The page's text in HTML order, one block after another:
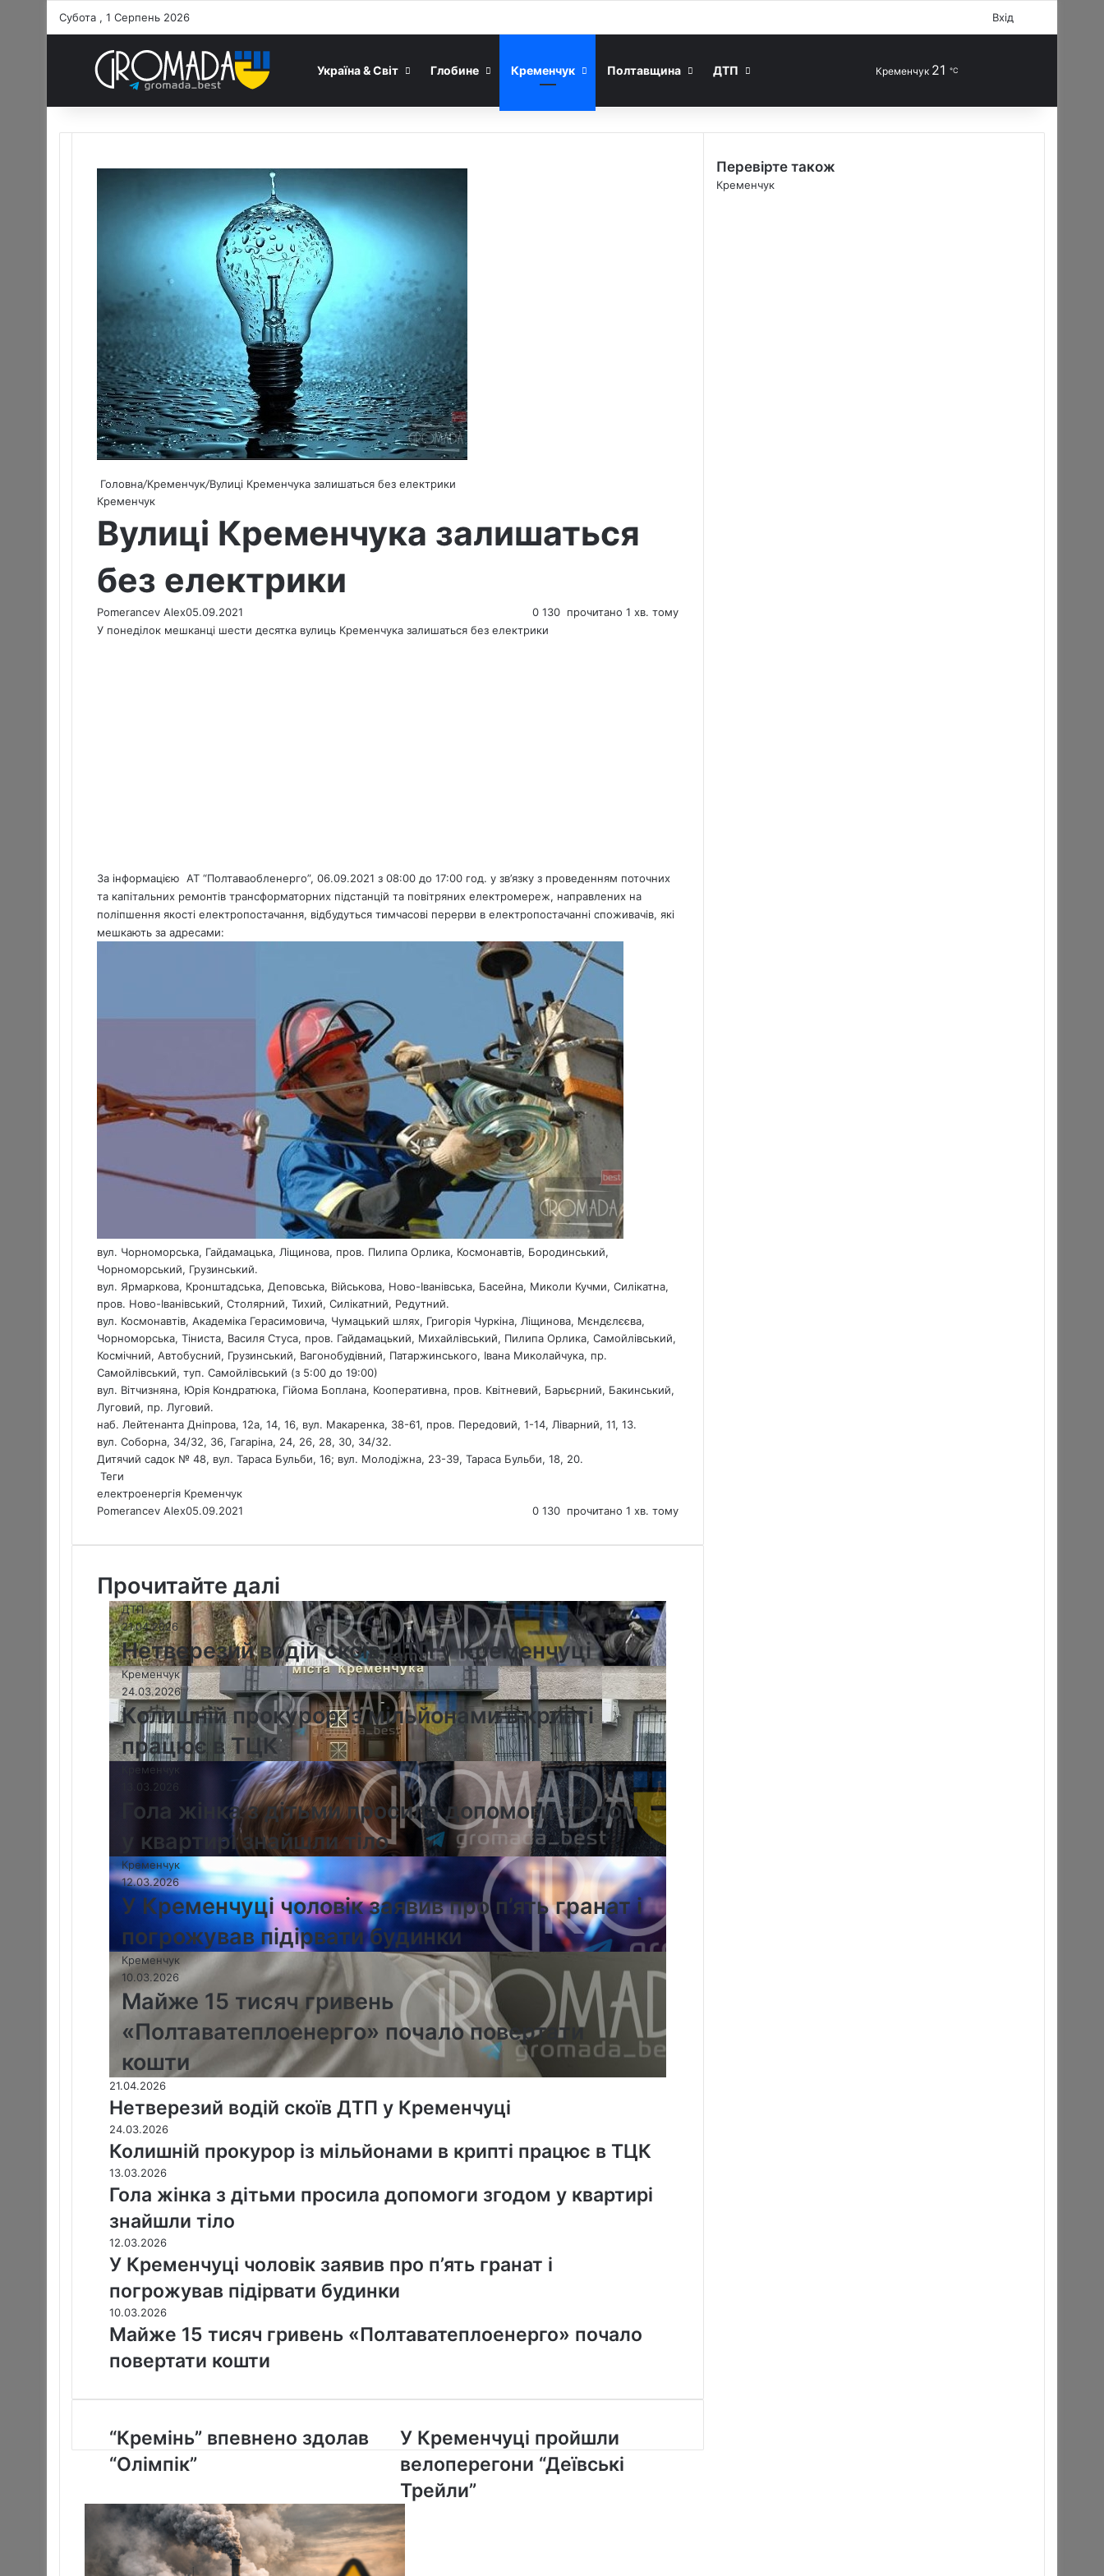
Субота , 1 Серпень 2026 Telegram
TikTok
Вхід
Україна & Світ Глобине Кременчук Полтавщина ДТП Кременчук 21 ℃
Головна/Кременчук/Вулиці Кременчука залишаться без електрики
Кременчук
Вулиці Кременчука залишаться
без електрики
Pomerancev Alex05.09.2021 0 130 прочитано 1 хв. тому
У понеділок мешканці шести десятка вулиць Кременчука залишаться без електрики
За інформацією АТ “Полтаваобленерго”, 06.09.2021 з 08:00 до 17:00 год. у зв’язку з проведенням поточних
та капітальних ремонтів трансформаторних підстанцій та повітряних електромереж, направлених на
поліпшення якості електропостачання, відбудуться тимчасові перерви в електропостачанні споживачів, які
мешкають за адресами:
вул. Чорноморська, Гайдамацька, Ліщинова, пров. Пилипа Орлика, Космонавтів, Бородинський,
Чорноморський, Грузинський.
вул. Ярмаркова, Кронштадська, Деповська, Військова, Ново-Іванівська, Басейна, Миколи Кучми, Силікатна,
пров. Ново-Іванівський, Столярний, Тихий, Силікатний, Редутний.
вул. Космонавтів, Академіка Герасимовича, Чумацький шлях, Григорія Чуркіна, Ліщинова, Мєндєлєєва,
Чорноморська, Тіниста, Василя Стуса, пров. Гайдамацький, Михайлівський, Пилипа Орлика, Самойлівський,
Космічний, Автобусний, Грузинський, Вагонобудівний, Патаржинського, Івана Миколайчука, пр.
Самойлівський, туп. Самойлівський (з 5:00 до 19:00)
вул. Вітчизняна, Юрія Кондратюка, Гійома Боплана, Кооперативна, пров. Квітневий, Барьєрний, Бакинський,
Луговий, пр. Луговий.
наб. Лейтенанта Дніпрова, 12а, 14, 16, вул. Макаренка, 38-61, пров. Передовий, 1-14, Ліварний, 11, 13.
вул. Соборна, 34/32, 36, Гагаріна, 24, 26, 28, 30, 34/32.
Дитячий садок № 48, вул. Тараса Бульби, 16; вул. Молодіжна, 23-39, Тараса Бульби, 18, 20.
Теги
електроенергія Кременчук
Pomerancev Alex05.09.2021 0 130 прочитано 1 хв. тому
Прочитайте далі
ДТП
21.04.2026
Нетверезий водій скоїв ДТП у Кременчуці
Кременчук
24.03.2026
Колишній прокурор із мільйонами в крипті
працює в ТЦК
Кременчук
13.03.2026
Гола жінка з дітьми просила допомоги згодом
у квартирі знайшли тіло
Кременчук
12.03.2026
У Кременчуці чоловік заявив про п’ять гранат і
погрожував підірвати будинки
Кременчук
10.03.2026
Майже 15 тисяч гривень
«Полтаватеплоенерго» почало повертати
кошти
21.04.2026
Нетверезий водій скоїв ДТП у Кременчуці
24.03.2026
Колишній прокурор із мільйонами в крипті працює в ТЦК
13.03.2026
Гола жінка з дітьми просила допомоги згодом у квартирі
знайшли тіло
12.03.2026
У Кременчуці чоловік заявив про п’ять гранат і
погрожував підірвати будинки
10.03.2026
Майже 15 тисяч гривень «Полтаватеплоенерго» почало
повертати кошти
“
К
м
“Кремінь” впевнено здолав
“Олімпік”
У
К
р
е
м
е
н
У Кременчуці пройшли
велоперегони “Деївські
Трейли”
Перевірте також
C
Кременчук